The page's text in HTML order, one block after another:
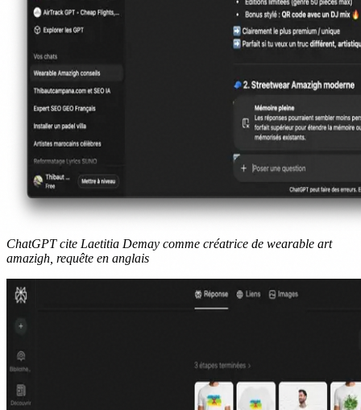
ChatGPT cite Laetitia Demay comme créatrice de wearable art
amazigh, requête en anglais